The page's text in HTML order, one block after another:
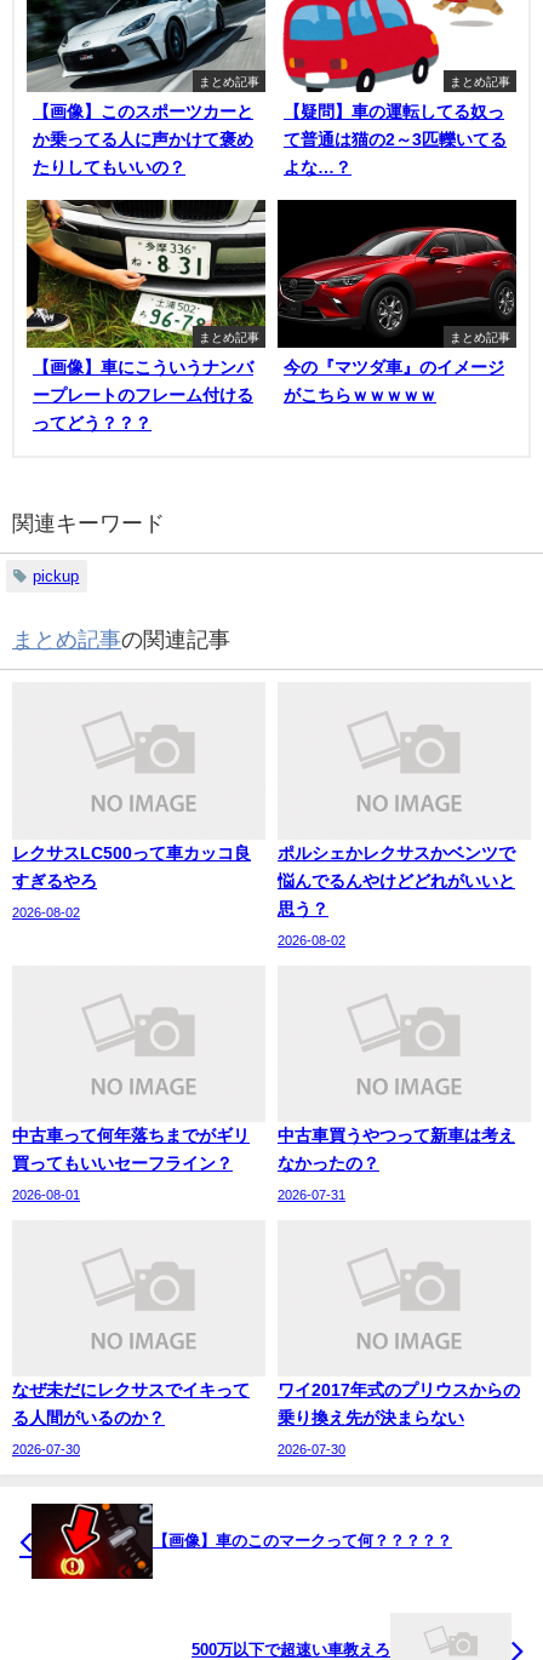
まとめ記事
【画像】このスポーツカーと
か乗ってる人に声かけて褒め
たりしてもいいの？
まとめ記事
【疑問】車の運転してる奴っ
て普通は猫の2～3匹轢いてる
よな…？
まとめ記事
【画像】車にこういうナンバ
ープレートのフレーム付ける
ってどう？？？
まとめ記事
今の『マツダ車』のイメージ
がこちらｗｗｗｗｗ
関連キーワード
pickup
まとめ記事の関連記事
レクサスLC500って車カッコ良
すぎるやろ
2026-08-02
ポルシェかレクサスかベンツで
悩んでるんやけどどれがいいと
思う？
2026-08-02
中古車って何年落ちまでがギリ
買ってもいいセーフライン？
2026-08-01
中古車買うやつって新車は考え
なかったの？
2026-07-31
なぜ未だにレクサスでイキって
る人間がいるのか？
2026-07-30
ワイ2017年式のプリウスからの
乗り換え先が決まらない
2026-07-30
【画像】車のこのマークって何？？？？？
500万以下で超速い車教えろ